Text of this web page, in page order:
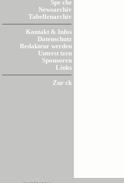
Spr che
Newsarchiv
Tabellenarchiv
Kontakt & Infos
Datenschutz
Redakteur werden
Unterst tzen
Sponsoren
Links
Zur ck